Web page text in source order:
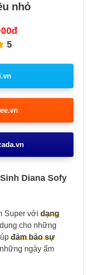
nhỏ
5
Diana Sofy
Super với dạng
cho những
đảm bảo sự
ngày ẩm